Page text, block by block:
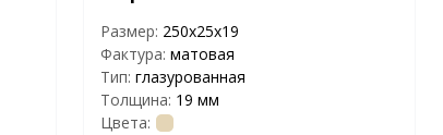
Размер: 250х25х19
Фактура: матовая
Тип: глазурованная
Толщина: 19 мм
Цвета: